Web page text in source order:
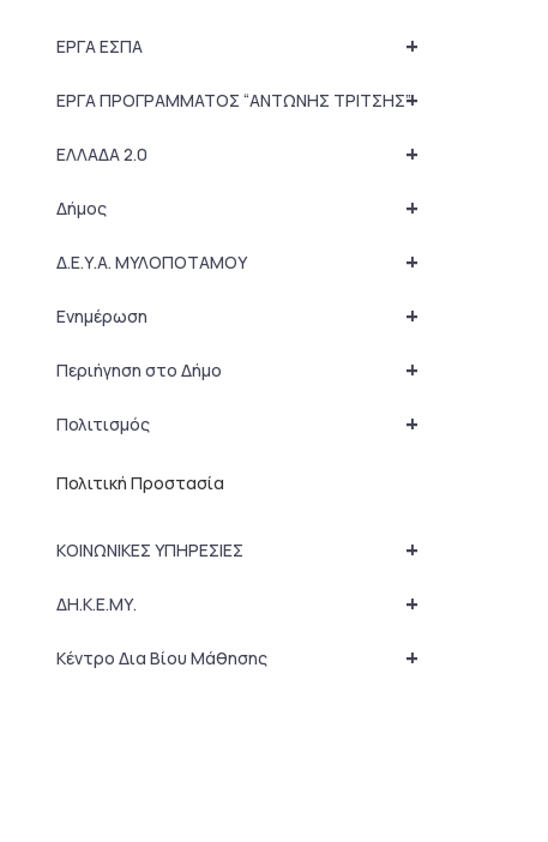
+
ΕΡΓΑ ΕΣΠΑ
+
ΕΡΓΑ ΠΡΟΓΡΑΜΜΑΤΟΣ “ΑΝΤΩΝΗΣ ΤΡΙΤΣΗΣ”
+
ΕΛΛΑΔΑ 2.0
+
Δήμος
+
Δ.Ε.Υ.Α. ΜΥΛΟΠΟΤΑΜΟΥ
+
Ενημέρωση
+
Περιήγηση στο Δήμο
+
Πολιτισμός
Πολιτική Προστασία
+
ΚΟΙΝΩΝΙΚΕΣ ΥΠΗΡΕΣΙΕΣ
+
ΔΗ.Κ.Ε.ΜΥ.
+
Κέντρο Δια Βίου Μάθησης